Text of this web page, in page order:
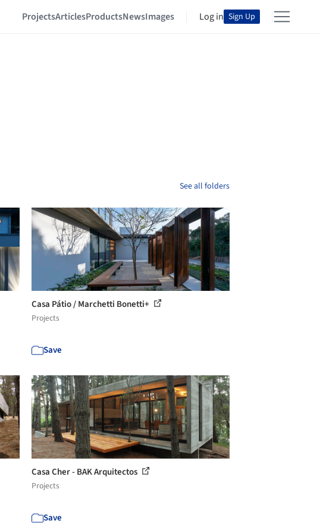
ProjectsArticlesProductsNewsImages Log in Sign Up
See all folders
Casa Pátio / Marchetti Bonetti+
Projects
Save
Casa Cher - BAK Arquitectos
Projects
Save